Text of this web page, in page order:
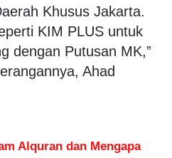
Khusus Jakarta.
KIM PLUS untuk
dengan Putusan MK,”
Ahad
Alquran dan Mengapa